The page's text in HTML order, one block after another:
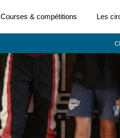
Courses & compétitions Les